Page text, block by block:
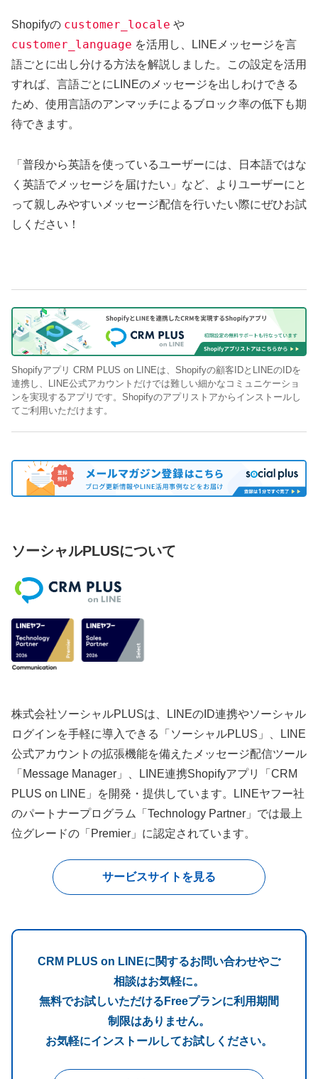
Shopifyの customer_locale や
customer_language を活用し、LINEメッセージを言
語ごとに出し分ける方法を解説しました。この設定を活用
すれば、言語ごとにLINEのメッセージを出しわけできる
ため、使用言語のアンマッチによるブロック率の低下も期
待できます。
「普段から英語を使っているユーザーには、日本語ではな
く英語でメッセージを届けたい」など、よりユーザーにと
って親しみやすいメッセージ配信を行いたい際にぜひお試
しください！
Shopifyアプリ CRM PLUS on LINEは、Shopifyの顧客IDとLINEのIDを
連携し、LINE公式アカウントだけでは難しい細かなコミュニケーショ
ンを実現するアプリです。Shopifyのアプリストアからインストールし
てご利用いただけます。
ソーシャルPLUSについて
株式会社ソーシャルPLUSは、LINEのID連携やソーシャル
ログインを手軽に導入できる「ソーシャルPLUS」、LINE
公式アカウントの拡張機能を備えたメッセージ配信ツール
「Message Manager」、LINE連携Shopifyアプリ「CRM
PLUS on LINE」を開発・提供しています。LINEヤフー社
のパートナープログラム「Technology Partner」では最上
位グレードの「Premier」に認定されています。
サービスサイトを見る
CRM PLUS on LINEに関するお問い合わせやご
相談はお気軽に。
無料でお試しいただけるFreeプランに利用期間
制限はありません。
お気軽にインストールしてお試しください。